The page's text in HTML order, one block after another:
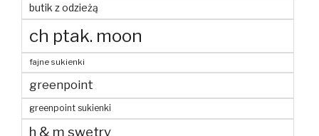
butik z odzieżą
ch ptak. moon
fajne sukienki
greenpoint
greenpoint sukienki
h & m swetry